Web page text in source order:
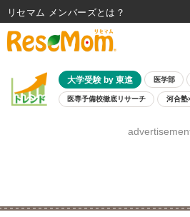
大学受験 by 東進 医学部
医専予備校徹底リサーチ 河合塾
8月開催学校説明会・相
リセマム メンバーズ